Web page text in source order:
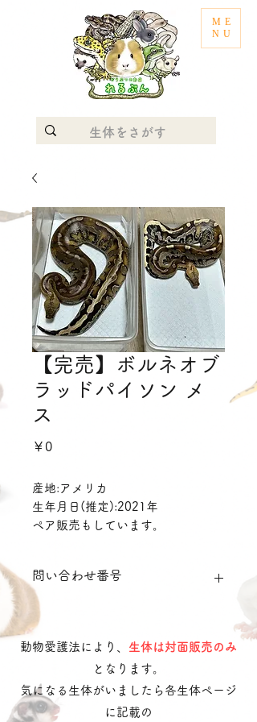
ME
NU
【完売】ボルネオブ
ラッドパイソン メ
ス
￥0価
産地:アメリカ
生年月日(推定):2021年
ペア販売もしています。
問い合わせ番号
動物愛護法により、 生体は対面販売のみ
となります。
気になる生体がいましたら各生体ページ
に記載の